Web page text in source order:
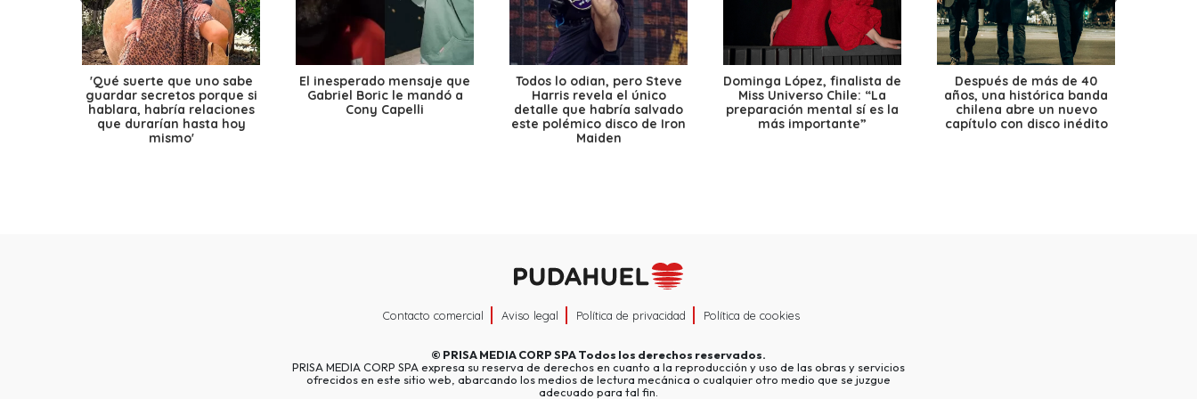
'Qué suerte que uno sabe
guardar secretos porque si
hablara, habría relaciones
que durarían hasta hoy
mismo'
El inesperado mensaje que
Gabriel Boric le mandó a
Cony Capelli
Todos lo odian, pero Steve
Harris revela el único
detalle que habría salvado
este polémico disco de Iron
Maiden
Dominga López, finalista de
Miss Universo Chile: “La
preparación mental sí es la
más importante”
Después de más de 40
años, una histórica banda
chilena abre un nuevo
capítulo con disco inédito
Contacto comercial Aviso legal Política de privacidad Política de cookies
© PRISA MEDIA CORP SPATodos los derechos reservados.
PRISA MEDIA CORP SPA expresa su reserva de derechos en cuanto a la reproducción y uso de las obras y servicios
ofrecidos en este sitio web, abarcando los medios de lectura mecánica o cualquier otro medio que se juzgue
adecuado para tal fin.